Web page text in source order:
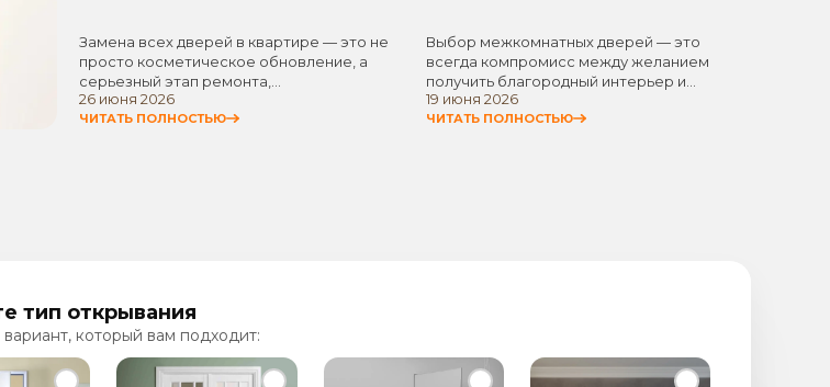
Замена всех дверей в квартире — это не
просто косметическое обновление, а
серьезный этап ремонта,…
26 июня 2026
ЧИТАТЬ ПОЛНОСТЬЮ
Выбор межкомнатных дверей — это
всегда компромисс между желанием
получить благородный интерьер и
стремлением не…
19 июня 2026
ЧИТАТЬ ПОЛНОСТЬЮ
тип открывания
который вам подходит: